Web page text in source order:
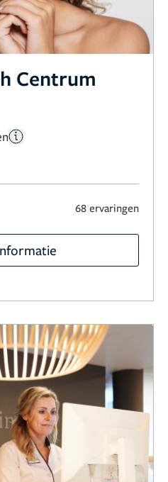
Centrum
68 ervaringen